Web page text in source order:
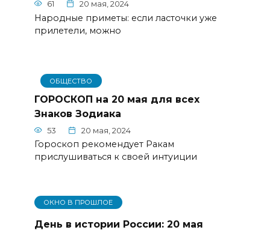
61 20 мая, 2024
Народные приметы: если ласточки уже
прилетели, можно
ОБЩЕСТВО
ГОРОСКОП на 20 мая для всех
Знаков Зодиака
53 20 мая, 2024
Гороскоп рекомендует Ракам
прислушиваться к своей интуиции
ОКНО В ПРОШЛОЕ
День в истории России: 20 мая